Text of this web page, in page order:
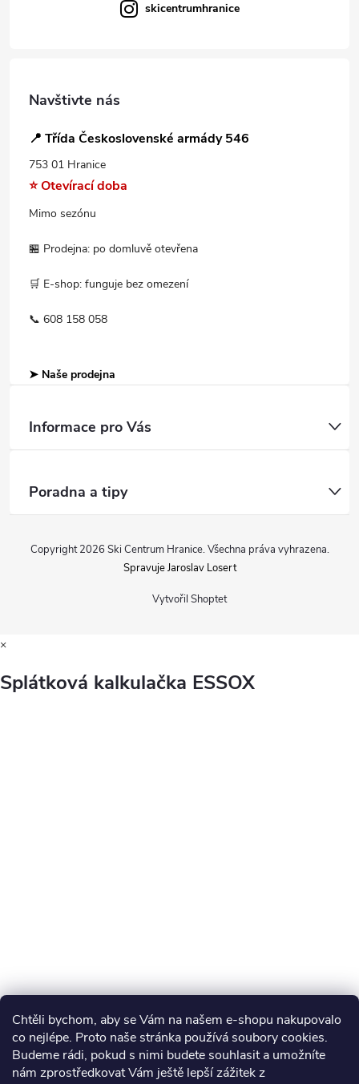
Chtěli bychom, aby se Vám na našem e-shopu nakupovalo
co nejlépe. Proto naše stránka používá soubory cookies.
Budeme rádi, pokud s nimi budete souhlasit a umožníte
nám zprostředkovat Vám ještě lepší zážitek z
skicentrumhranice
Navštivte nás
📍 Třída Československé armády 546
753 01 Hranice
⭐ Otevírací doba
Mimo sezónu
🏪 Prodejna: po domluvě otevřena
🛒 E-shop: funguje bez omezení
📞 608 158 058
➤ Naše prodejna
Informace pro Vás
Poradna a tipy
Vytvořil Shoptet
Copyright 2026 Ski Centrum Hranice. Všechna práva vyhrazena.
Spravuje Jaroslav Losert
×
Splátková kalkulačka ESSOX